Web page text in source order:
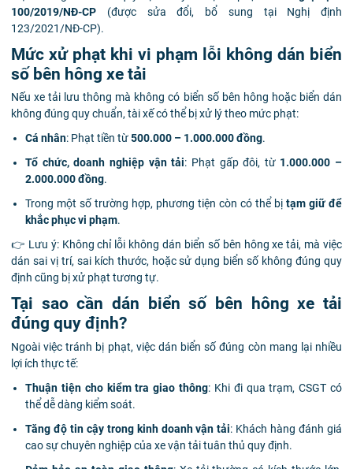
100/2019/NĐ-CP (được sửa đổi, bổ sung tại Nghị định
123/2021/NĐ-CP).
Mức xử phạt khi vi phạm lỗi không dán biển
số bên hông xe tải
Nếu xe tải lưu thông mà không có biển số bên hông hoặc biển dán
không đúng quy chuẩn, tài xế có thể bị xử lý theo mức phạt:
Cá nhân: Phạt tiền từ500.000 – 1.000.000 đồng.
Tổ chức, doanh nghiệp vận tải: Phạt gấp đôi, từ 1.000.000 –
2.000.000 đồng.
Trong một số trường hợp, phương tiện còn có thể bịtạm giữ để
khắc phục vi phạm.
👉 Lưu ý: Không chỉ lỗi không dán biển số bên hông xe tải, mà việc
dán sai vị trí, sai kích thước, hoặc sử dụng biển số không đúng quy
định cũng bị xử phạt tương tự.
Tại sao cần dán biển số bên hông xe tải
đúng quy định?
Ngoài việc tránh bị phạt, việc dán biển số đúng còn mang lại nhiều
lợi ích thực tế:
Thuận tiện cho kiểm tra giao thông: Khi đi qua trạm, CSGT có
thể dễ dàng kiểm soát.
Tăng độ tin cậy trong kinh doanh vận tải: Khách hàng đánh giá
cao sự chuyên nghiệp của xe vận tải tuân thủ quy định.